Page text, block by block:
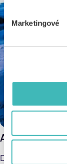
Marketingové
Aparthotel &
Dalším hotelem,